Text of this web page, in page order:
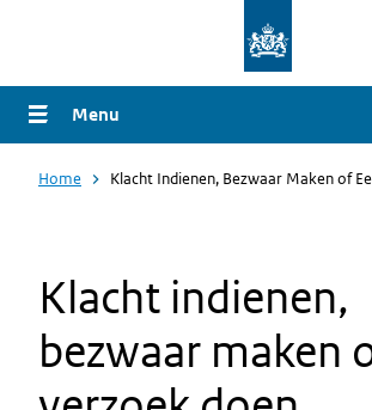
naar
de
gaan
Menu
Home Klacht Indienen, Bezwaar Maken of
Klacht indienen,
bezwaar maken